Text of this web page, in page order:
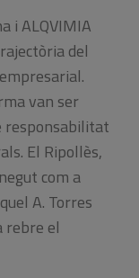
i ALQVIMIA
del
van ser
responsabilitat
El Ripollès,
com a
A. Torres
rebre el